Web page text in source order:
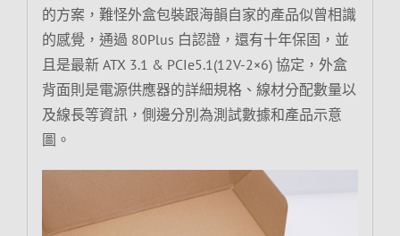
的方案，難怪外盒包裝跟海韻自家的產品似曾相識
的感覺，通過 80Plus 白認證，還有十年保固，並
且是最新 ATX 3.1 & PCIe5.1(12V-2×6) 協定，外盒
背面則是電源供應器的詳細規格、線材分配數量以
及線長等資訊，側邊分別為測試數據和產品示意
圖。